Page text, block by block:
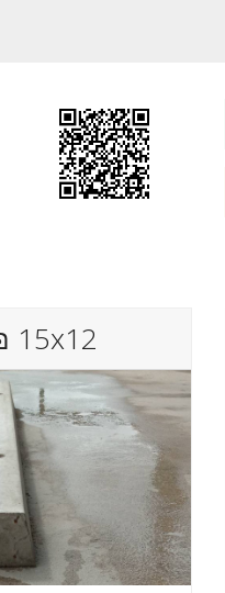
15x12